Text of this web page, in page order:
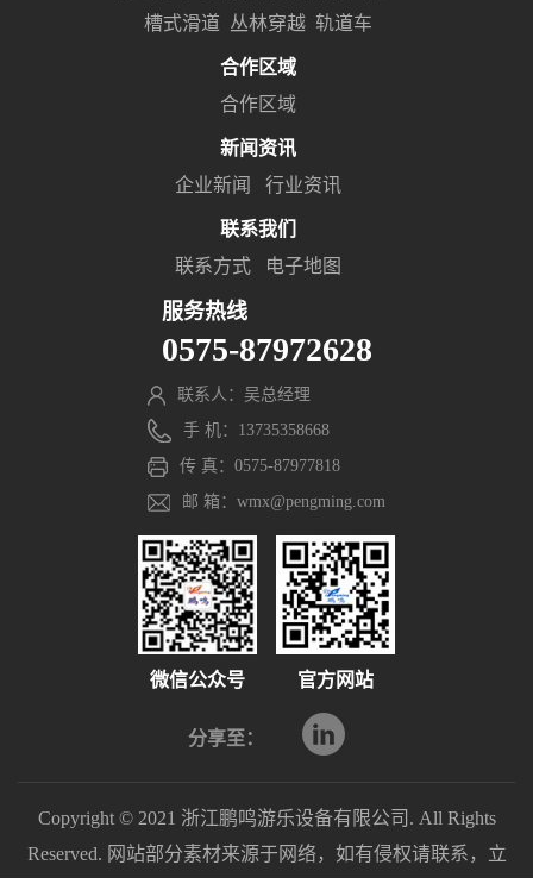
槽式滑道 丛林穿越 轨道车
合作区域
合作区域
新闻资讯
企业新闻
行业资讯
联系我们
联系方式
电子地图
服务热线
0575-87972628
联系人：吴总经理
手 机：13735358668
传 真：0575-87977818
邮 箱：wmx@pengming.com
微信公众号 官方网站
分享至：
Copyright © 2021 浙江鹏鸣游乐设备有限公司. All Rights
Reserved. 网站部分素材来源于网络，如有侵权请联系，立